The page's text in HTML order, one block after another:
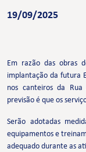
19/09/2025
Em razão das obras
implantação da futura
nos canteiros da
previsão é que os
Serão adotadas
equipamentos e
adequado durante as